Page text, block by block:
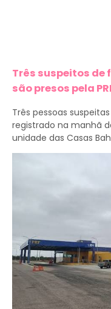
Três suspeitos de
são presos pela
Três pessoas
registrado na manhã
unidade das Casas